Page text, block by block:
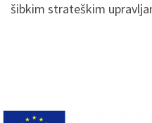
šibkim strateškim